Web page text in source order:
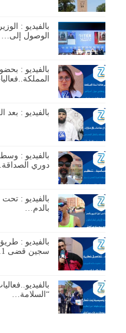
بالفيديو :
الوصول إلى…
بالفيديو :
بالفيديو : بعد
بالفيديو :
دوري
بالفيديو :
بالدم…
بالفيديو :
سجين قضى 11…
“السلامة…